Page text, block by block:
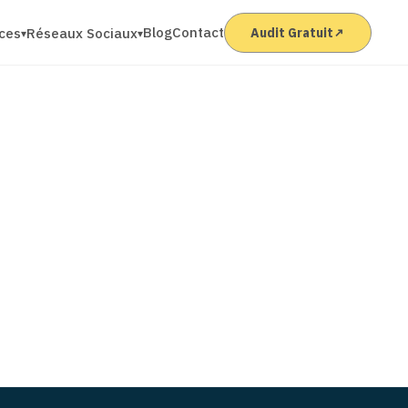
▾Réseaux Sociaux▾BlogContact Audit Gratuit↗